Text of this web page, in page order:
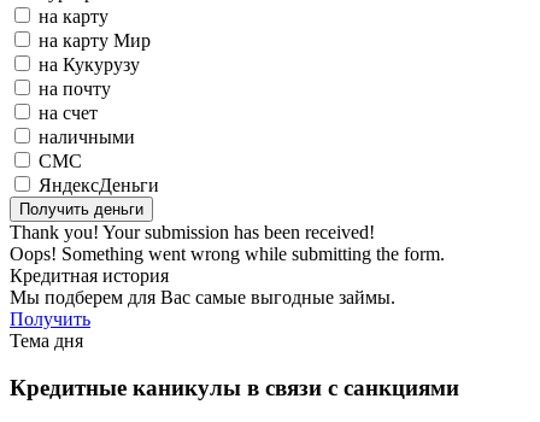
на карту
на карту Мир
на Кукурузу
на почту
на счет
наличными
СМС
ЯндексДеньги
Thank you! Your submission has been received!
Oops! Something went wrong while submitting the form.
Кредитная история
Мы подберем для Вас самые выгодные займы.
Получить
Тема дня
Кредитные каникулы в связи с санкциями